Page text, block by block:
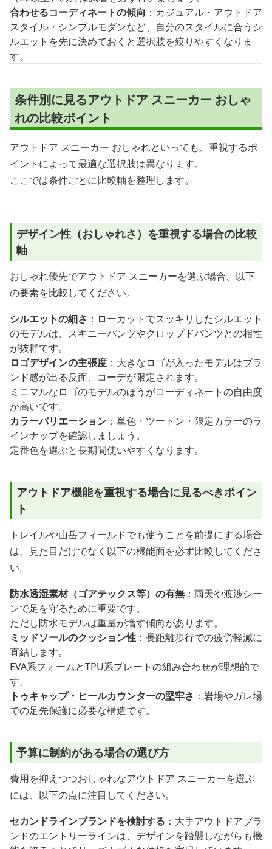
合わせるコーディネートの傾向 ：カジュアル・アウトドア
スタイル・シンプルモダンなど、自分のスタイルに合うシ
ルエットを先に決めておくと選択肢を絞りやすくなりま
す。
条件別に見るアウトドア スニーカー おしゃ
れの比較ポイント
アウトドア スニーカー おしゃれといっても、重視するポ
イントによって最適な選択肢は異なります。
ここでは条件ごとに比較軸を整理します。
デザイン性（おしゃれさ）を重視する場合の比較
軸
おしゃれ優先でアウトドア スニーカーを選ぶ場合、以下
の要素を比較してください。
シルエットの細さ ：ローカットでスッキリしたシルエット
のモデルは、スキニーパンツやクロップドパンツとの相性
が抜群です。
ロゴデザインの主張度 ：大きなロゴが入ったモデルはブラ
ンド感が出る反面、コーデが限定されます。
ミニマルなロゴのモデルのほうがコーディネートの自由度
が高いです。
カラーバリエーション ：単色・ツートン・限定カラーのラ
インナップを確認しましょう。
定番色を選ぶと長期間使いやすくなります。
アウトドア機能を重視する場合に見るべきポイン
ト
トレイルや山岳フィールドでも使うことを前提にする場合
は、見た目だけでなく以下の機能面を必ず比較してくださ
い。
防水透湿素材（ゴアテックス等）の有無 ：雨天や渡渉シー
ンで足を守るために重要です。
ただし防水モデルは重量が増す傾向があります。
ミッドソールのクッション性 ：長距離歩行での疲労軽減に
直結します。
EVA系フォームとTPU系プレートの組み合わせが理想的で
す。
トゥキャップ・ヒールカウンターの堅牢さ ：岩場やガレ場
での足先保護に必要な構造です。
予算に制約がある場合の選び方
費用を抑えつつおしゃれなアウトドア スニーカーを選ぶ
には、以下の点に注目してください。
セカンドラインブランドを検討する ：大手アウトドアブラ
ンドのエントリーラインは、デザインを踏襲しながらも機